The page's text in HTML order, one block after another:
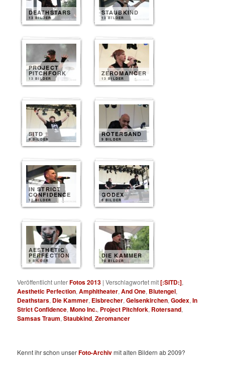
DEATHSTARS
13 BILDER
STAUBKIND
13 BILDER
PROJECT
PITCHFORK
13 BILDER
ZEROMANCER
13 BILDER
SITD
9 BILDER
ROTERSAND
9 BILDER
IN STRICT
CONFIDENCE
12 BILDER
GODEX
8 BILDER
AESTHETIC
PERFECTION
9 BILDER
DIE KAMMER
10 BILDER
Veröffentlicht unterFotos 2013 |Verschlagwortet mit[:SITD:],
Aesthetic Perfection,Amphitheater,And One, Blutengel,
Deathstars, Die Kammer, Eisbrecher,Gelsenkirchen,Godex,In
Strict Confidence,Mono Inc., Project Pitchfork, Rotersand,
Samsas Traum,Staubkind,Zeromancer
Kennt ihr schon unserFoto-Archivmit alten Bildern ab 2009?